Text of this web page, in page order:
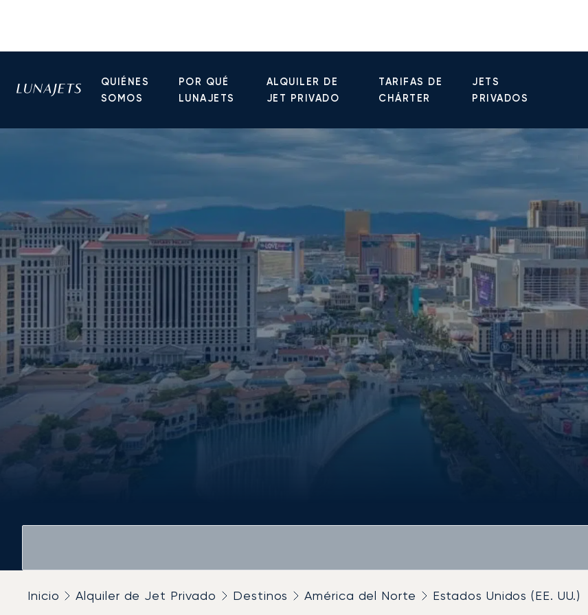
QUIÉNES
SOMOS
POR QUÉ
LUNAJETS
ALQUILER DE
JET PRIVADO
TARIFAS DE
CHÁRTER
JETS
PRIVADOS
Inicio Alquiler de Jet Privado Destinos América del Norte Estados Unidos (EE. UU.)